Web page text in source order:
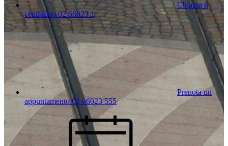
Chiama il
centralino 02 66023 1
Prenota un
appuntamento 02 66023 555